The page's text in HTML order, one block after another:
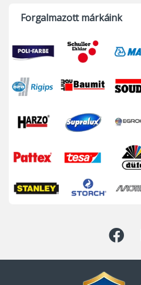
Forgalmazott márkáink